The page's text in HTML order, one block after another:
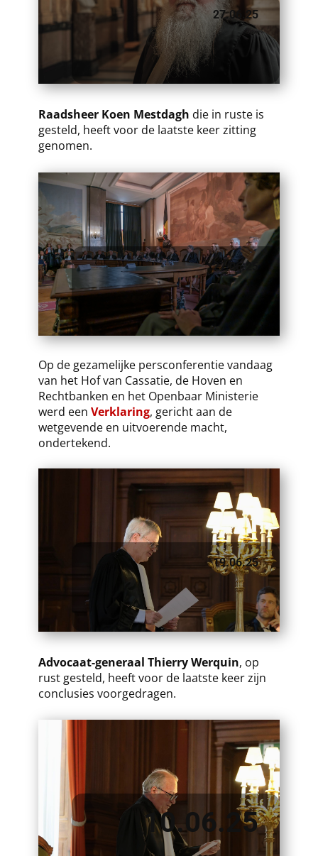
27.06.25
Raadsheer Koen Mestdagh ​die in ruste is
gesteld, heeft voor de laatste keer zitting
genomen.
27.06.25
Op de gezamelijke persconferentie vandaag
van het Hof van Cassatie, de Hoven en
Rechtbanken en het Openbaar Ministerie
werd een Verklaring, gericht aan de
wetgevende en uitvoerende macht,
ondertekend.
19.06.25
​​Advocaat-generaal Thierry Werquin, op
rust gesteld, heeft voor de laatste keer zijn
conclusies voorgedragen.
10.06.25